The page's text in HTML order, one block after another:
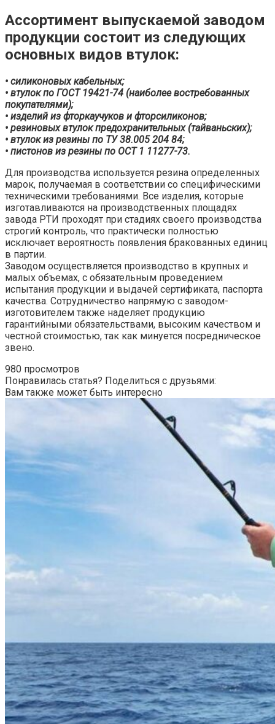
Ассортимент выпускаемой заводом
продукции состоит из следующих
основных видов втулок:
• силиконовых кабельных;
• втулок по ГОСТ 19421-74 (наиболее востребованных
покупателями);
• изделий из фторкаучуков и фторсиликонов;
• резиновых втулок предохранительных (тайваньских);
• втулок из резины по ТУ 38.005 204 84;
• пистонов из резины по ОСТ 1 11277-73.
Для производства используется резина определенных
марок, получаемая в соответствии со специфическими
техническими требованиями. Все изделия, которые
изготавливаются на производственных площадях
завода РТИ проходят при стадиях своего производства
строгий контроль, что практически полностью
исключает вероятность появления бракованных единиц
в партии.
Заводом осуществляется производство в крупных и
малых объемах, с обязательным проведением
испытания продукции и выдачей сертификата, паспорта
качества. Сотрудничество напрямую с заводом-
изготовителем также наделяет продукцию
гарантийными обязательствами, высоким качеством и
честной стоимостью, так как минуется посредническое
звено.
980 просмотров
Понравилась статья? Поделиться с друзьями:
Вам также может быть интересно